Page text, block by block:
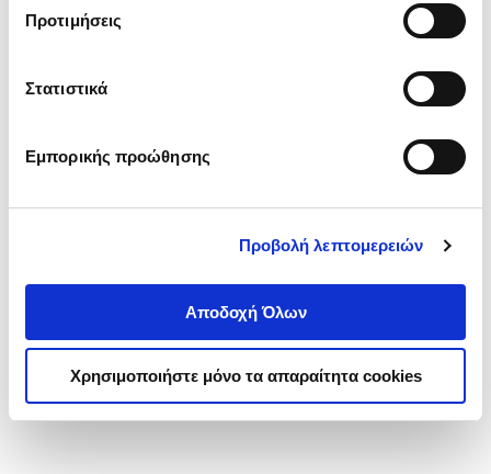
Προτιμήσεις
Στατιστικά
Εμπορικής προώθησης
Προβολή λεπτομερειών
Αποδοχή Όλων
Χρησιμοποιήστε μόνο τα απαραίτητα cookies